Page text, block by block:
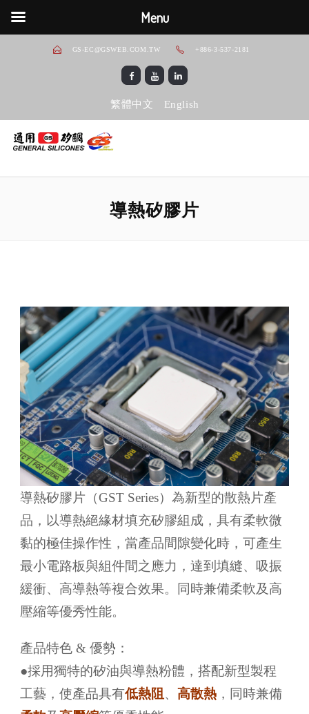
GS-EC@GSWEB.COM.TW +886-3-537-2181
繁體中文 English
導熱矽膠片
導熱矽膠片（GST Series）為新型的散熱片產
品，以導熱絕緣材填充矽膠組成，具有柔軟微
黏的極佳操作性，當產品間隙變化時，可產生
最小電路板與組件間之應力，達到填縫、吸振
緩衝、高導熱等複合效果。同時兼備柔軟及高
壓縮等優秀性能。
產品特色 & 優勢：
●採用獨特的矽油與導熱粉體，搭配新型製程
工藝，使產品具有低熱阻 、 高散熱，同時兼備
Menu